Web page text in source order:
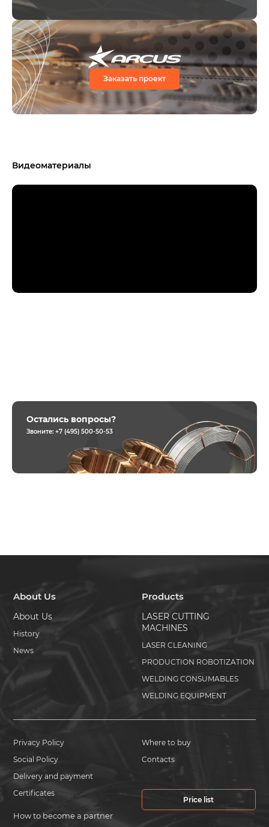
Заказать проект
Видеоматериалы
Остались вопросы?
Звоните: +7 (495) 500-50-53
About Us
About Us
History
News
Products
LASER CUTTING
MACHINES
LASER CLEANING
PRODUCTION ROBOTIZATION
WELDING CONSUMABLES
WELDING EQUIPMENT
Privacy Policy
Social Policy
Delivery and payment
Certificates
How to become a partner
Where to buy
Contacts
Price list